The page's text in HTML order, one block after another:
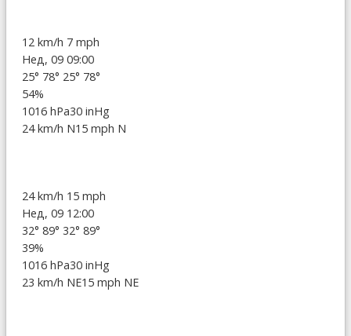
12 km/h 7 mph
Нед, 09 09:00
25° 78° 25° 78°
54%
1016 hPa30 inHg
24 km/h N15 mph N
24 km/h 15 mph
Нед, 09 12:00
32° 89° 32° 89°
39%
1016 hPa30 inHg
23 km/h NE15 mph NE